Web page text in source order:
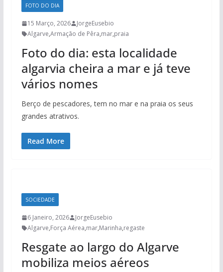
FOTO DO DIA
15 Março, 2026
JorgeEusebio
Algarve,Armação de Pêra,mar,praia
Foto do dia: esta localidade
algarvia cheira a mar e já teve
vários nomes
Berço de pescadores, tem no mar e na praia os seus
grandes atrativos.
Read More
SOCIEDADE
6 Janeiro, 2026
JorgeEusebio
Algarve,Força Aérea,mar,Marinha,regaste
Resgate ao largo do Algarve
mobiliza meios aéreos